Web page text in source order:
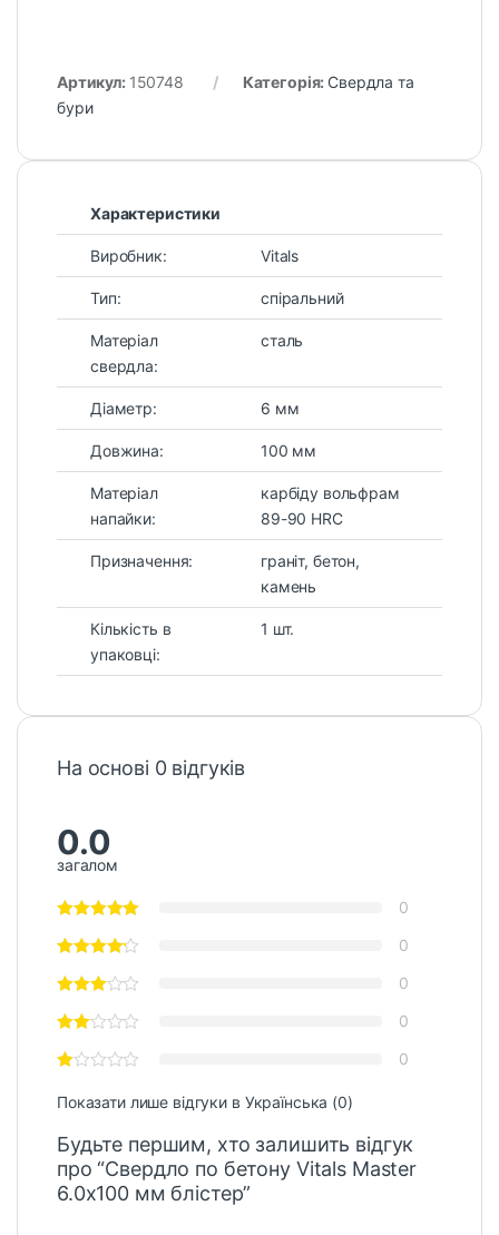
Артикул: 150748 Категорія: Свердла та
бури
Характеристики
Виробник: Vitals
Тип: спіральний
Матеріал
свердла:
сталь
Діаметр: 6 мм
Довжина: 100 мм
Матеріал
напайки:
карбіду вольфрам
89-90 HRC
Призначення:
граніт, бетон,
камень
Кількість в
упаковці:
1 шт.
На основі 0 відгуків
0.0
загалом
0
0
0
0
0
Показати лише відгуки в Українська (0)
Будьте першим, хто залишить відгук
про “Свердло по бетону Vitals Master
6.0х100 мм блістер”